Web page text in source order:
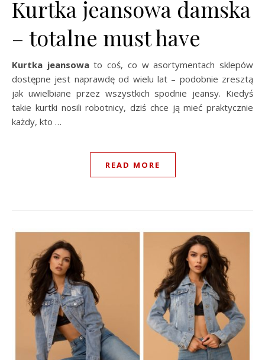
Kurtka jeansowa damska
– totalne must have
Kurtka jeansowato coś, co w asortymentach sklepów
dostępne jest naprawdę od wielu lat – podobnie zresztą
jak uwielbiane przez wszystkich spodnie jeansy. Kiedyś
takie kurtki nosili robotnicy, dziś chce ją mieć praktycznie
każdy, kto …
READ MORE